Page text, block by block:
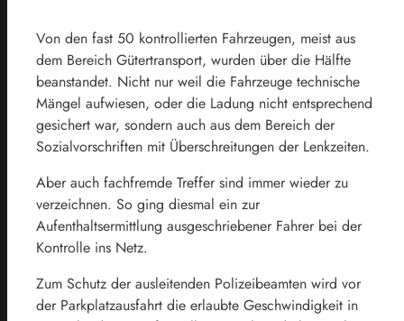
Von den fast 50 kontrollierten Fahrzeugen, meist aus
dem Bereich Gütertransport, wurden über die Hälfte
beanstandet. Nicht nur weil die Fahrzeuge technische
Mängel aufwiesen, oder die Ladung nicht entsprechend
gesichert war, sondern auch aus dem Bereich der
Sozialvorschriften mit Überschreitungen der Lenkzeiten.
Aber auch fachfremde Treffer sind immer wieder zu
verzeichnen. So ging diesmal ein zur
Aufenthaltsermittlung ausgeschriebener Fahrer bei der
Kontrolle ins Netz.
Zum Schutz der ausleitenden Polizeibeamten wird vor
der Parkplatzausfahrt die erlaubte Geschwindigkeit in